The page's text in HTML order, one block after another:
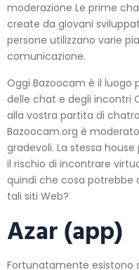
moderazione Le prime
create da giovani
persone utilizzano varie
comunicazione.
Oggi Bazoocam è il
delle chat e degli incontri
alla vostra partita di
Bazoocam.org è
gradevoli. La stessa
il rischio di incontrare
quindi che cosa potrebbe
tali siti Web?
Azar (app)
Fortunatamente esistono